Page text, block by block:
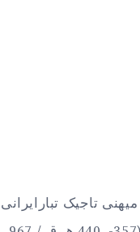
تاجیک تبارایرانی